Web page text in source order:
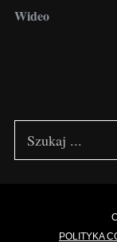
Wideo
POLITYKA